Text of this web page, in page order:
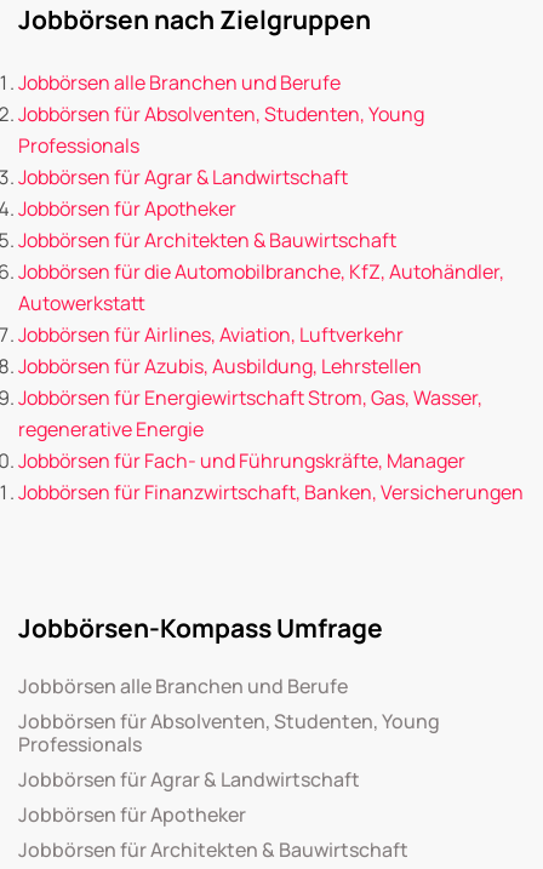
Jobbörsen nach Zielgruppen
Jobbörsen alle Branchen und Berufe
Jobbörsen für Absolventen, Studenten, Young
Professionals
Jobbörsen für Agrar & Landwirtschaft
Jobbörsen für Apotheker
Jobbörsen für Architekten & Bauwirtschaft
Jobbörsen für die Automobilbranche, KfZ, Autohändler,
Autowerkstatt
Jobbörsen für Airlines, Aviation, Luftverkehr
Jobbörsen für Azubis, Ausbildung, Lehrstellen
Jobbörsen für Energiewirtschaft Strom, Gas, Wasser,
regenerative Energie
Jobbörsen für Fach- und Führungskräfte, Manager
Jobbörsen für Finanzwirtschaft, Banken, Versicherungen
Jobbörsen-Kompass Umfrage
Jobbörsen alle Branchen und Berufe
Jobbörsen für Absolventen, Studenten, Young
Professionals
Jobbörsen für Agrar & Landwirtschaft
Jobbörsen für Apotheker
Jobbörsen für Architekten & Bauwirtschaft